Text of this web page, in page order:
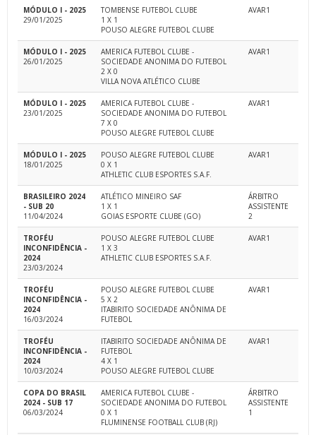
MÓDULO I - 2025
29/01/2025
TOMBENSE FUTEBOL CLUBE
1 X 1
POUSO ALEGRE FUTEBOL CLUBE
AVAR1
MÓDULO I - 2025
26/01/2025
AMERICA FUTEBOL CLUBE -
SOCIEDADE ANONIMA DO FUTEBOL
2 X 0
VILLA NOVA ATLÉTICO CLUBE
AVAR1
MÓDULO I - 2025
23/01/2025
AMERICA FUTEBOL CLUBE -
SOCIEDADE ANONIMA DO FUTEBOL
7 X 0
POUSO ALEGRE FUTEBOL CLUBE
AVAR1
MÓDULO I - 2025
18/01/2025
POUSO ALEGRE FUTEBOL CLUBE
0 X 1
ATHLETIC CLUB ESPORTES S.A.F.
AVAR1
BRASILEIRO 2024
- SUB 20
11/04/2024
ATLÉTICO MINEIRO SAF
1 X 1
GOIAS ESPORTE CLUBE (GO)
ÁRBITRO
ASSISTENTE
2
TROFÉU
INCONFIDÊNCIA -
2024
23/03/2024
POUSO ALEGRE FUTEBOL CLUBE
1 X 3
ATHLETIC CLUB ESPORTES S.A.F.
AVAR1
TROFÉU
INCONFIDÊNCIA -
2024
16/03/2024
POUSO ALEGRE FUTEBOL CLUBE
5 X 2
ITABIRITO SOCIEDADE ANÔNIMA DE
FUTEBOL
AVAR1
TROFÉU
INCONFIDÊNCIA -
2024
10/03/2024
ITABIRITO SOCIEDADE ANÔNIMA DE
FUTEBOL
4 X 1
POUSO ALEGRE FUTEBOL CLUBE
AVAR1
COPA DO BRASIL
2024 - SUB 17
06/03/2024
AMERICA FUTEBOL CLUBE -
SOCIEDADE ANONIMA DO FUTEBOL
0 X 1
FLUMINENSE FOOTBALL CLUB (RJ)
ÁRBITRO
ASSISTENTE
1